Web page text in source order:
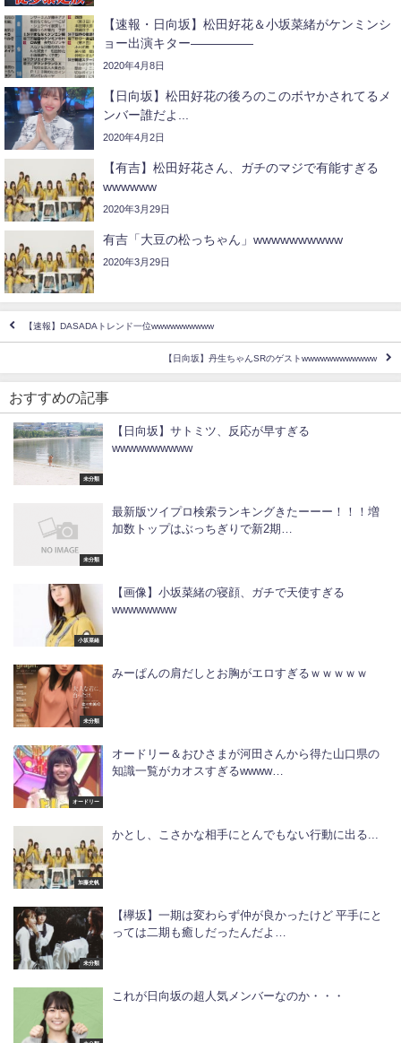
【速報・日向坂】松田好花＆小坂菜緒がケンミンシ
ョー出演キター―――――
2020年4月8日
【日向坂】松田好花の後ろのこのボヤかされてるメ
ンバー誰だよ...
2020年4月2日
【有吉】松田好花さん、ガチのマジで有能すぎる
wwwwww
2020年3月29日
有吉「大豆の松っちゃん」wwwwwwwwww
2020年3月29日
【速報】DASADAトレンド一位wwwwwwwwww
【日向坂】丹生ちゃんSRのゲストwwwwwwwwwwww
おすすめの記事
未分類
【日向坂】サトミツ、反応が早すぎる
wwwwwwwwww
未分類
最新版ツイプロ検索ランキングきたーーー！！！増
加数トップはぶっちぎりで新2期…
小坂菜緒
【画像】小坂菜緒の寝顔、ガチで天使すぎる
wwwwwwww
未分類
みーぱんの肩だしとお胸がエロすぎるｗｗｗｗｗ
オードリー
オードリー＆おひさまが河田さんから得た山口県の
知識一覧がカオスすぎるwwww…
加藤史帆
かとし、こさかな相手にとんでもない行動に出る...
未分類
【欅坂】一期は変わらず仲が良かったけど 平手にと
っては二期も癒しだったんだよ…
これが日向坂の超人気メンバーなのか・・・